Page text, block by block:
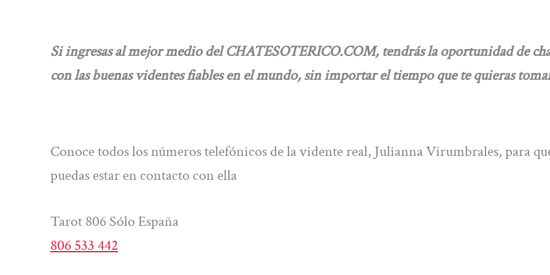
Si ingresas al mejor medio del CHATESOTERICO.COM, tendrás la oportunidad de
con las buenas videntes fiables en el mundo, sin importar el tiempo que te quieras
Conoce todos los números telefónicos de la vidente real, Julianna Virumbrales, para
puedas estar en contacto con ella
Tarot 806 Sólo España
806 533 442